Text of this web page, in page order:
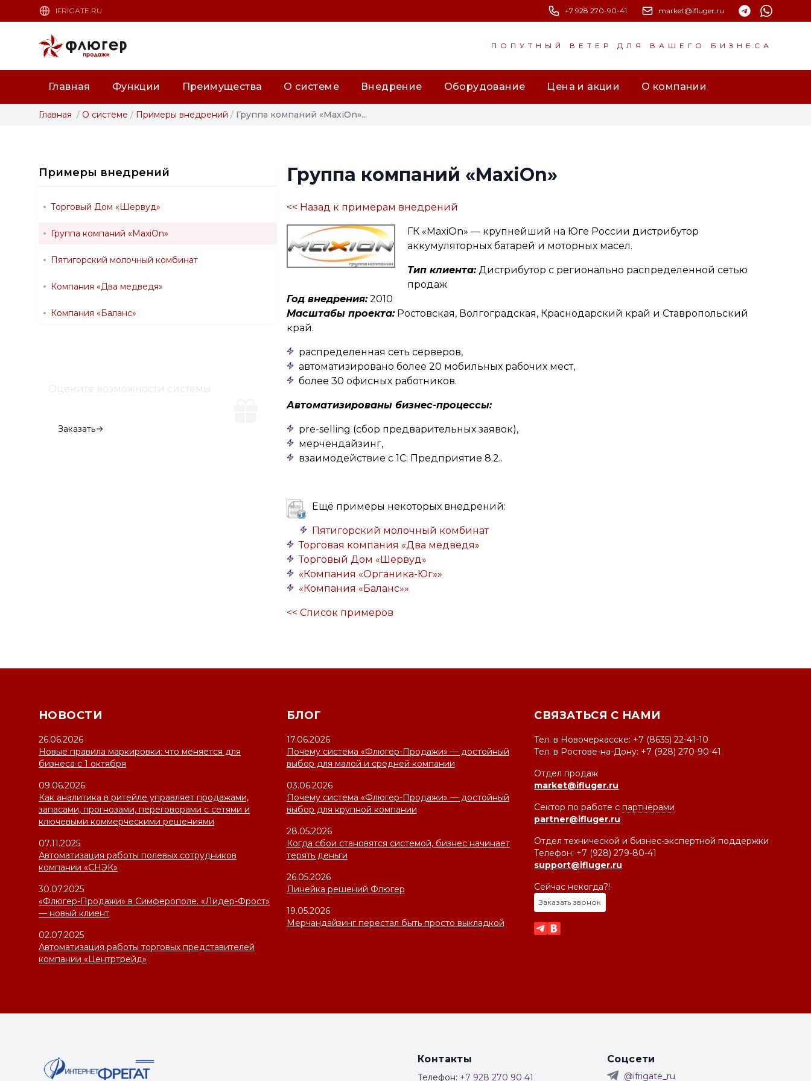
IFRIGATE.RU +7 928 270-90-41 market@ifluger.ru
ПОПУТНЫЙ ВЕТЕР ДЛЯ ВАШЕГО БИЗНЕСА
Главная Функции Преимущества О системе Внедрение Оборудование Цена и акции О компании
Главная / О системе / Примеры внедрений / Группа компаний «MaxiOn»...
Примеры внедрений
Торговый Дом «Шервуд»
Группа компаний «MaxiOn»
Пятигорский молочный комбинат
Компания «Два медведя»
Компания «Баланс»
Оцените возможности системы
Заказать
Группа компаний «MaxiOn»
<< Назад к примерам внедрений
ГК «MaxiOn» — крупнейший на Юге России дистрибутор
аккумуляторных батарей и моторных масел.
Тип клиента:Дистрибутор с регионально распределенной сетью
продаж
Год внедрения:2010
Масштабы проекта:Ростовская, Волгоградская, Краснодарский край и Ставропольский
край.
распределенная сеть серверов,
автоматизировано более 20 мобильных рабочих мест,
более 30 офисных работников.
Автоматизированы бизнес-процессы:
pre-selling (сбор предварительных заявок),
мерчендайзинг,
взаимодействие с 1С: Предприятие 8.2..
Ещё примеры некоторых внедрений:
Пятигорский молочный комбинат
Торговая компания «Два медведя»
Торговый Дом «Шервуд»
«Компания «Органика-Юг»»
«Компания «Баланс»»
<< Список примеров
НОВОСТИ
26.06.2026
Новые правила маркировки: что меняется для
бизнеса с 1 октября
09.06.2026
Как аналитика в ритейле управляет продажами,
запасами, прогнозами, переговорами с сетями и
ключевыми коммерческими решениями
07.11.2025
Автоматизация работы полевых сотрудников
компании «СНЭК»
30.07.2025
«Флюгер-Продажи» в Симферополе. «Лидер-Фрост»
— новый клиент
02.07.2025
Автоматизация работы торговых представителей
компании «Центртрейд»
БЛОГ
17.06.2026
Почему система «Флюгер-Продажи» — достойный
выбор для малой и средней компании
03.06.2026
Почему система «Флюгер-Продажи» — достойный
выбор для крупной компании
28.05.2026
Когда сбои становятся системой, бизнес начинает
терять деньги
26.05.2026
Линейка решений Флюгер
19.05.2026
Мерчандайзинг перестал быть просто выкладкой
СВЯЗАТЬСЯ С НАМИ
Тел. в Новочеркасске: +7 (8635) 22-41-10
Тел. в Ростове-на-Дону: +7 (928) 270-90-41
Отдел продаж
market@ifluger.ru
Сектор по работе спартнёрами
partner@ifluger.ru
Отдел технической и бизнес-экспертной поддержки
Телефон: +7 (928) 279-80-41
support@ifluger.ru
Сейчас некогда?!
Заказать звонок
Контакты
Телефон: +7 928 270 90 41
Соцсети
@ifrigate_ru